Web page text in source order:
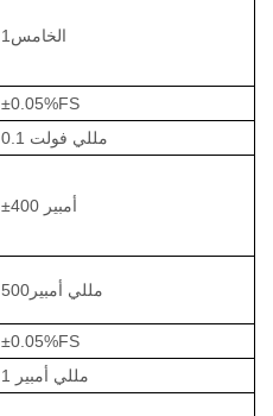
1الخامس
±0.05%FS
0.1 مللي فولت
± 400 أمبير
500 مللي أمبير
±0.05%FS
1 مللي أمبير